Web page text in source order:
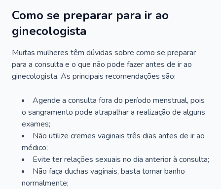
Como se preparar para ir ao
ginecologista
Muitas mulheres têm dúvidas sobre como se preparar
para a consulta e o que não pode fazer antes de ir ao
ginecologista. As principais recomendações são:
Agende a consulta fora do período menstrual, pois
o sangramento pode atrapalhar a realização de alguns
exames;
Não utilize cremes vaginais três dias antes de ir ao
médico;
Evite ter relações sexuais no dia anterior à consulta;
Não faça duchas vaginais, basta tomar banho
normalmente;